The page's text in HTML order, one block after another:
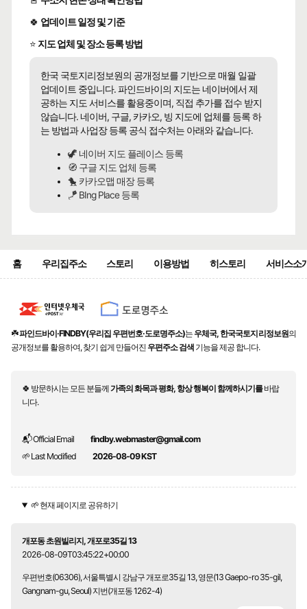
🍀 업데이트 일정 및 기준
⭐ 지도 업체 및 장소 등록 방법
한국 국토지리정보원의 공개정보를 기반으로 매월 일괄
업데이트 중입니다. 파인드바이의 지도는 네이버에서 제
공하는 지도 서비스를 활용중이며, 직접 추가를 접수 받지
않습니다. 네이버, 구글, 카카오, 빙 지도에 업체를 등록 하
는 방법과 사업장 등록 공식 접수처는 아래와 같습니다.
🦖 네이버 지도 플레이스 등록
🧭 구글 지도 업체 등록
🐤 카카오맵 매장 등록
🪁 BIng Place 등록
홈 우리집주소 스토리 이용방법 히스토리 서비스소
☘️파인드바이·FINDBY(우리집 우편번호·도로명주소)는 우체국, 한국국토지리정보원의
공개정보를 활용하여, 찾기 쉽게 만들어진 우편주소 검색 기능을 제공 합니다.
🍀 방문하시는 모든 분들께가족의 화목과 평화, 항상 행복이 함께하시기를바랍
니다.
📬 Official Email
findby.webmaster@gmail.com
🌱 Last Modified
2026-08-09 KST
🌱 현재 페이지로 공유하기
개포동 초원빌리지, 개포로35길 13
2026-08-09T03:45:22+00:00
우편번호(06306), 서울특별시 강남구 개포로35길 13, 영문(13 Gaepo-ro 35-gil,
Gangnam-gu, Seoul) 지번(개포동 1262-4)